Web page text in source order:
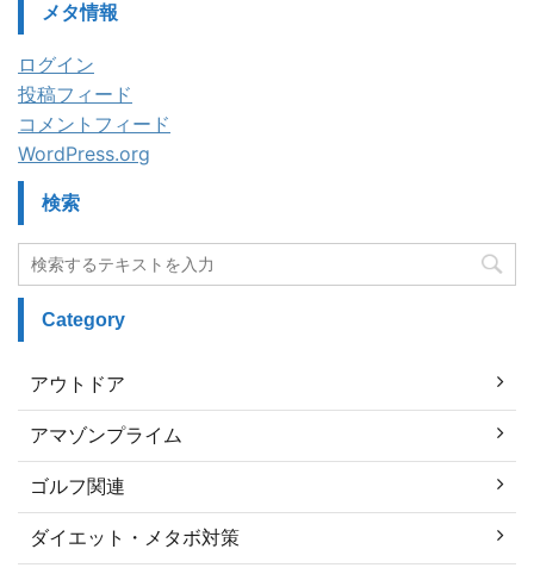
メタ情報
ログイン
投稿フィード
コメントフィード
WordPress.org
検索
Category
アウトドア
アマゾンプライム
ゴルフ関連
ダイエット・メタボ対策